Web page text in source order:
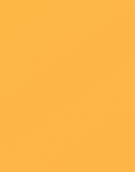
当遵循合法、诚实